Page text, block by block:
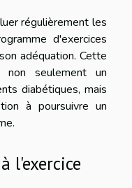
régulièrement les
d'exercices
adéquation. Cette
non seulement un
diabétiques, mais
à poursuivre un
l'exercice